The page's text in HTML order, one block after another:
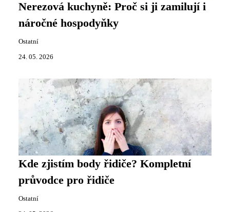
Nerezová kuchyně: Proč si ji zamilují i
náročné hospodyňky
Ostatní
24. 05. 2026
Kde zjistím body řidiče? Kompletní
průvodce pro řidiče
Ostatní